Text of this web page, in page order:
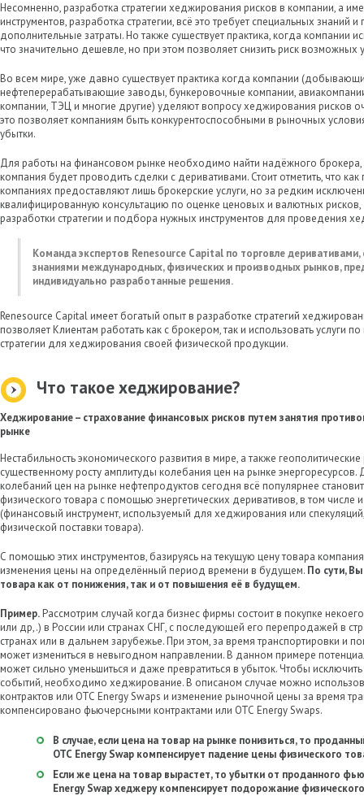
Несомненно, разработка стратегии хеджирования рисков в компании, а
инструментов, разработка стратегии, всё это требует специальных знаний
дополнительные затраты. Но также существует практика, когда компании
что значительно дешевле, но при этом позволяет снизить риск возможных
Во всем мире, уже давно существует практика когда компании
нефтеперерабатывающие заводы, бункеровочные компании,
компании, ТЭЦ и многие другие) уделяют вопросу хеджирования рисков
это позволяет компаниям быть конкурентоспособными в рыночных
убытки.
Для работы на финансовом рынке необходимо найти надёжного
компания будет проводить сделки с деривативами. Стоит отметить, что
компаниях предоставляют лишь брокерские услуги, но за редким
квалифицированную консультацию по оценке ценовых и валютных рисков,
разработки стратегии и подбора нужных инструментов для проведения
Команда экспертов Renesource Capital по торговле
знаниями международных, физических и производных рынков,
индивидуально разработанные решения.
Renesource Capital имеет богатый опыт в разработке стратегий
позволяет Клиентам работать как с брокером, так и использовать услуги
стратегии для хеджирования своей физической продукции.
Что такое хеджирование?
Хеджирование – страхование финансовых рисков путем занятия
рынке
Нестабильность экономического развития в мире, а также
существенному росту амплитуды колебания цен на рынке
колебаний цен на рынке нефтепродуктов сегодня всё популярнее
физического товара с помощью энергетических деривативов, в том числе
(финансовый инструмент, используемый для хеджирования или
физической поставки товара).
С помощью этих инструментов, базируясь на текущую цену товара
изменения цены на определённый период времени в будущем. По сути,
товара как от понижения, так и от повышения её в будущем.
Пример.Рассмотрим случай когда бизнес фирмы состоит в покупке
или др,.) в России или странах СНГ, с последующей его перепродажей в
странах или в дальнем зарубежье. При этом, за время транспортировки и
может измениться в невыгодном направлении. В данном примере
может сильно уменьшиться и даже превратиться в убыток. Чтобы исключить
событий, необходимо хеджирование. В описаном случае можно
контрактов или ОТС Energy Swaps и изменение рыночной цены за время
компенсировано фьючерсными контрактами или ОТС Energy Swaps.
В случае, если цена на товар на рынке понизиться, то
ОТС Energy Swap компенсирует падение цены физического
Если же цена на товар вырастет, то убытки от проданного
Energy Swap хеджеру компенсирует подорожание